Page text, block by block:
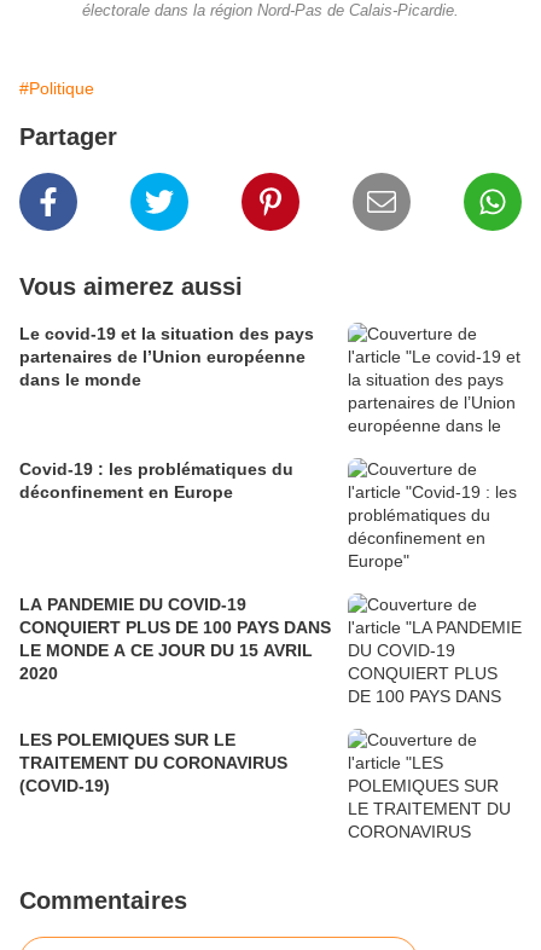
électorale dans la région Nord-Pas de Calais-Picardie.
#Politique
Partager
Vous aimerez aussi
Le covid-19 et la situation des pays
partenaires de l’Union européenne
dans le monde
Covid-19 : les problématiques du
déconfinement en Europe
LA PANDEMIE DU COVID-19
CONQUIERT PLUS DE 100 PAYS DANS
LE MONDE A CE JOUR DU 15 AVRIL
2020
LES POLEMIQUES SUR LE
TRAITEMENT DU CORONAVIRUS
(COVID-19)
Commentaires